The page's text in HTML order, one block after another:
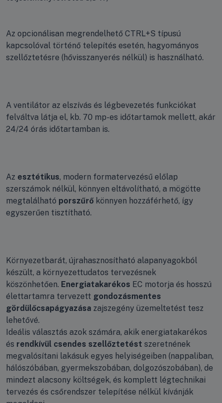
Az opcionálisan megrendelhető CTRL+S típusú
kapcsolóval történő telepítés esetén, hagyományos
szellőztetésre (hővisszanyerés nélkül) is használható.
A ventilátor az elszívás és légbevezetés funkciókat
felváltva látja el, kb. 70 mp-es időtartamok mellett, akár
24/24 órás időtartamban is.
Az esztétikus, modern formatervezésű előlap
szerszámok nélkül, könnyen eltávolítható, a mögötte
megtalálható porszűrő könnyen hozzáférhető, így
egyszerűen tisztítható.
Környezetbarát, újrahasznosítható alapanyagokból
készült, a környezettudatos tervezésnek
köszönhetően. Energiatakarékos EC motorja és hosszú
élettartamra tervezett gondozásmentes
gördülőcsapágyazása zajszegény üzemeltetést tesz
lehetővé.
Ideális választás azok számára, akik energiatakarékos
és rendkívül csendes szellőztetést szeretnének
megvalósítani lakásuk egyes helyiségeiben (nappaliban,
hálószóbában, gyermekszobában, dolgozószobában), de
mindezt alacsony költségek, és komplett légtechnikai
tervezés és csőrendszer telepítése nélkül kívánják